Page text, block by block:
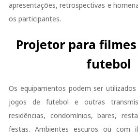
apresentações, retrospectivas e
os participantes.
Projetor para
futebol
Os equipamentos podem ser
jogos de futebol e outras
residências, condomínios, bares,
festas. Ambientes escuros ou com